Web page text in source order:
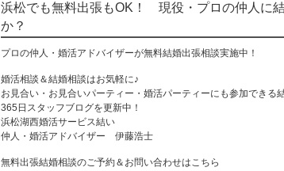
浜松でも無料出張もOK！ 現役・プロの仲人に
か？
プロの仲人・婚活アドバイザーが無料結婚出張相談実施中！
婚活相談＆結婚相談はお気軽に♪
お見合い・お見合いパーティー・婚活パーティーにも参加できる
365日スタッフブログを更新中！
浜松湖西婚活サービス結い
仲人・婚活アドバイザー 伊藤浩士
無料出張結婚相談のご予約＆お問い合わせはこちら